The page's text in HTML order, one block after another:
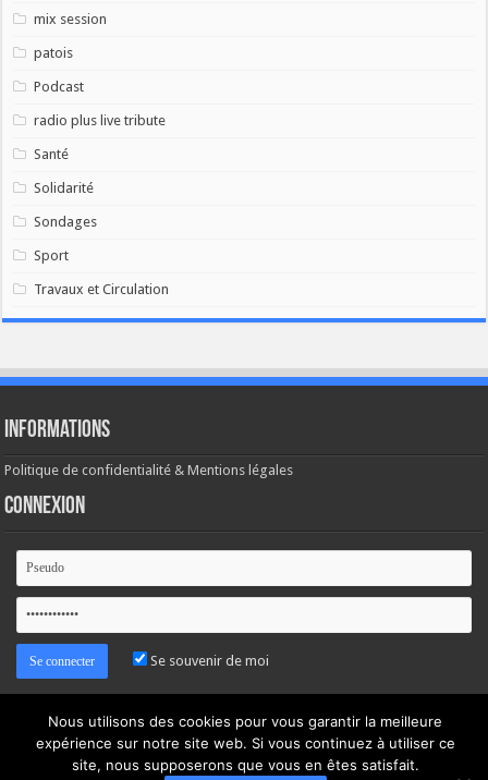
mix session
patois
Podcast
radio plus live tribute
Santé
Solidarité
Sondages
Sport
Travaux et Circulation
Informations
Politique de confidentialité & Mentions légales
Connexion
Se souvenir de moi
Nous utilisons des cookies pour vous garantir la meilleure
expérience sur notre site web. Si vous continuez à utiliser ce
site, nous supposerons que vous en êtes satisfait.